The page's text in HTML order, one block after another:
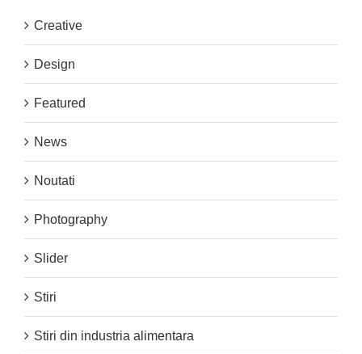
Creative
Design
Featured
News
Noutati
Photography
Slider
Stiri
Stiri din industria alimentara